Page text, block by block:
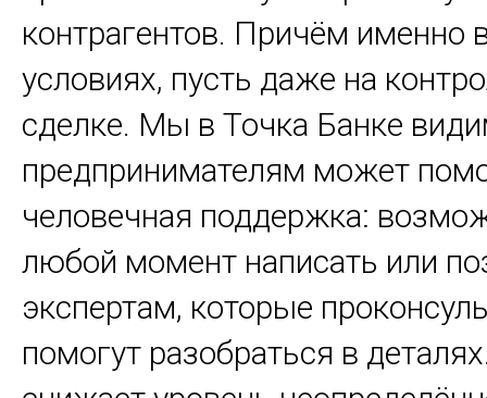
контрагентов. Причём именно
условиях, пусть даже на
сделке. Мы в Точка Банке
предпринимателям может
человечная поддержка:
любой момент написать или
экспертам, которые
помогут разобраться в